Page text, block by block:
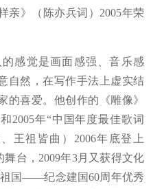
亲》（陈亦兵词）2005年荣
感觉是画面感强、音乐感
自然，在写作手法上虚实结
的喜爱。他创作的《雕像》
2005年“中国年度最佳歌词
王祖皆曲）2006年底登上
台，2009年3月又获得文化
国——纪念建国60周年优秀